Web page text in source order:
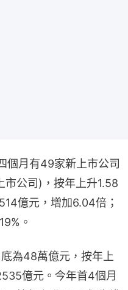
個月有49家新上市公司
市公司)，按年上升1.58
億元，增加6.04倍；
。
為48萬億元，按年上
億元。今年首4個月